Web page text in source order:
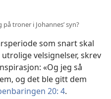
troner i Johannes’ syn?
som snart skal
velsignelser, skrev
«Og jeg så
og det ble gitt dem
20: 4.